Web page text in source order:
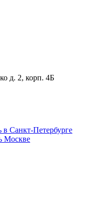
д. 2, корп. 4Б
в Санкт-Петербурге
Москве